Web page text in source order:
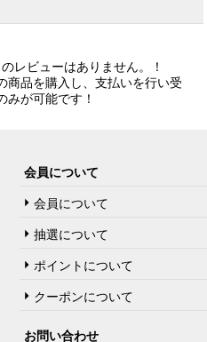
レビューはありません。！
商品を購入し、支払いを行い受
みが可能です！
会員について
会員について
抽選について
ポイントについて
クーポンについて
お問い合わせ